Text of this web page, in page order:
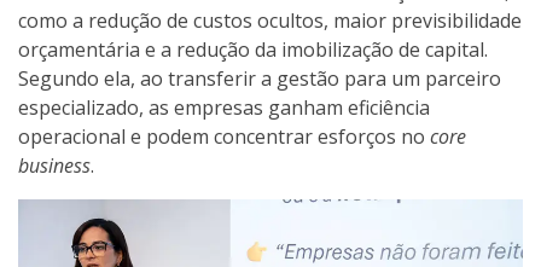
como a redução de custos ocultos, maior previsibilidade
orçamentária e a redução da imobilização de capital.
Segundo ela, ao transferir a gestão para um parceiro
especializado, as empresas ganham eficiência
operacional e podem concentrar esforços no core
business.